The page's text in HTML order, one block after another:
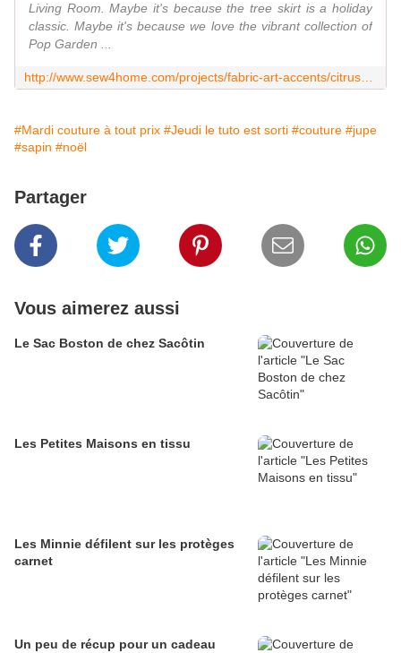
Living Room. Maybe it's because the tree skirt is a holiday
classic. Maybe it's because we love the vibrant collection of
Pop Garden ...
#Mardi couture à tout prix #Jeudi le tuto est sorti #couture #jupe
#sapin #noël
Partager
Vous aimerez aussi
Le Sac Boston de chez Sacôtin
Les Petites Maisons en tissu
Les Minnie défilent sur les protèges
carnet
Un peu de récup pour un cadeau